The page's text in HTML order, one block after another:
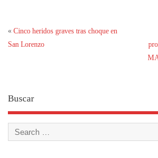
«Cinco heridos graves tras choque en
San Lorenzo
Buscar